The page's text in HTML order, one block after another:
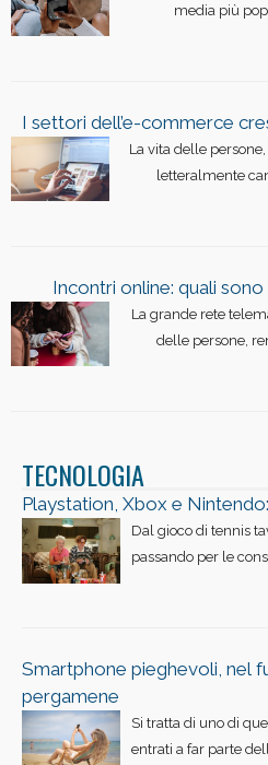
media più
I settori dell’e-commerce
La vita delle
letteralmente
Incontri online: quali
La grande rete
delle persone,
TECNOLOGIA
Playstation, Xbox e
Dal gioco di tennis
passando per le
Smartphone pieghevoli, nel
pergamene
Si tratta di uno di
entrati a far parte